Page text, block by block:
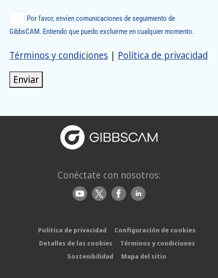
Por favor, envíen comunicaciones de seguimiento de
GibbsCAM. Entiendo que puedo excluirme en cualquier momento.
Términos y condiciones | Política de privacidad
Enviar
Conéctate con nosotros:
Política de privacidad
Configuración de cookies
Detalles de las cookies
Términos y condiciones
Sostenibilidad
Mapa del sitio